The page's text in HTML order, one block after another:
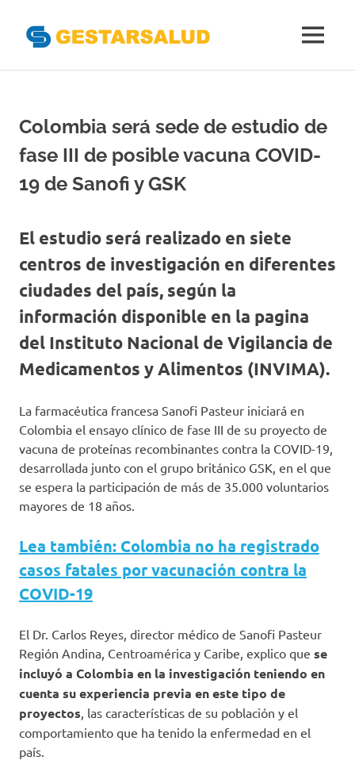
contenido
del
Aseguramiento
de
la
Salud
MENÚ
Colombia será sede de estudio de
fase III de posible vacuna COVID-
19 de Sanofi y GSK
El estudio será realizado en siete
centros de investigación en diferentes
ciudades del país, según la
información disponible en la pagina
del Instituto Nacional de Vigilancia de
Medicamentos y Alimentos (INVIMA).
La farmacéutica francesa Sanofi Pasteur iniciará en
Colombia el ensayo clínico de fase III de su proyecto de
vacuna de proteínas recombinantes contra la COVID-19,
desarrollada junto con el grupo británico GSK, en el que
se espera la participación de más de 35.000 voluntarios
mayores de 18 años.
Lea también: Colombia no ha registrado
casos fatales por vacunación contra la
COVID-19
El Dr. Carlos Reyes, director médico de Sanofi Pasteur
Región Andina, Centroamérica y Caribe, explico que se
incluyó a Colombia en la investigación teniendo en
cuenta su experiencia previa en este tipo de
proyectos, las características de su población y el
comportamiento que ha tenido la enfermedad en el
país.